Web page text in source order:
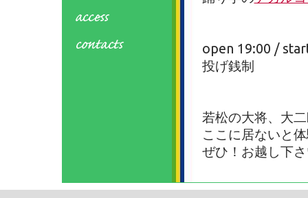
open 19:00 /
投げ銭制
若松の大将、大
ここに居ないと
ぜひ！お越し下